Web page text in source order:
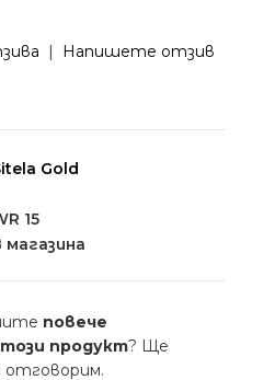
| Напишете отзив
Gold
15
магазина
повече
продукт? Ще
отговорим.